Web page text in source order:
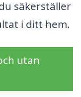
säkerställer
i ditt hem.
utan